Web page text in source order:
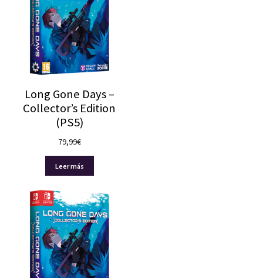
Long Gone Days –
Collector’s Edition
(PS5)
79,99€
Leer más
Carrito
Nuestras redes: